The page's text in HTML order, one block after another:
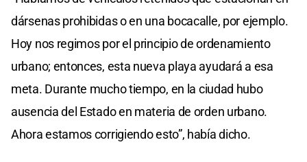
dársenas prohibidas o en una bocacalle, por ejemplo.
Hoy nos regimos por el principio de ordenamiento
urbano; entonces, esta nueva playa ayudará a esa
meta. Durante mucho tiempo, en la ciudad hubo
ausencia del Estado en materia de orden urbano.
Ahora estamos corrigiendo esto”, había dicho.